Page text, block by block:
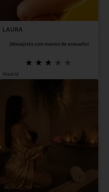
LAURA
¡Masajista con manos de ensueño!
Madrid